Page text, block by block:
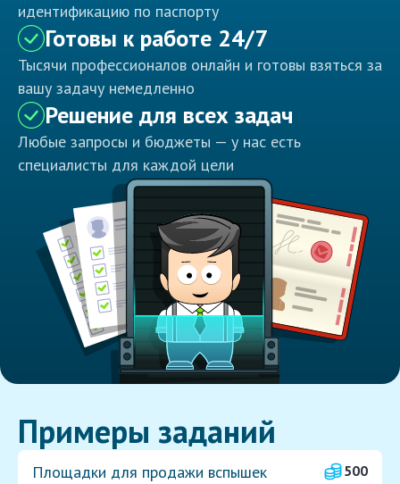
идентификацию по паспорту
Готовы к работе 24/7
Тысячи профессионалов онлайн и готовы взяться за
вашу задачу немедленно
Решение для всех задач
Любые запросы и бюджеты — у нас есть
специалисты для каждой цели
Примеры заданий
Площадки для продажи вспышек
500